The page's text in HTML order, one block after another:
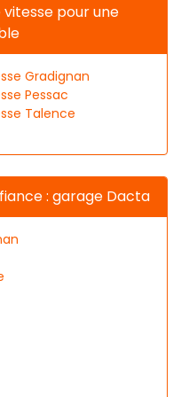
pour une
Gradignan
Pessac
Talence
: garage Dacta